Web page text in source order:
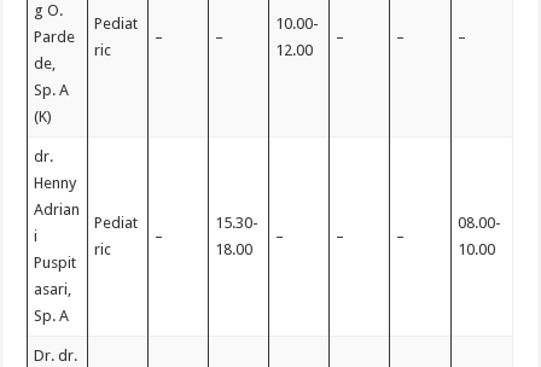
g O.
Parde
de,
Sp. A
(K)
Pediat
ric
– –
10.00-
12.00
– – –
dr.
Henny
Adrian
i
Puspit
asari,
Sp. A
Pediat
ric
–
15.30-
18.00
– – –
08.00-
10.00
Dr. dr.